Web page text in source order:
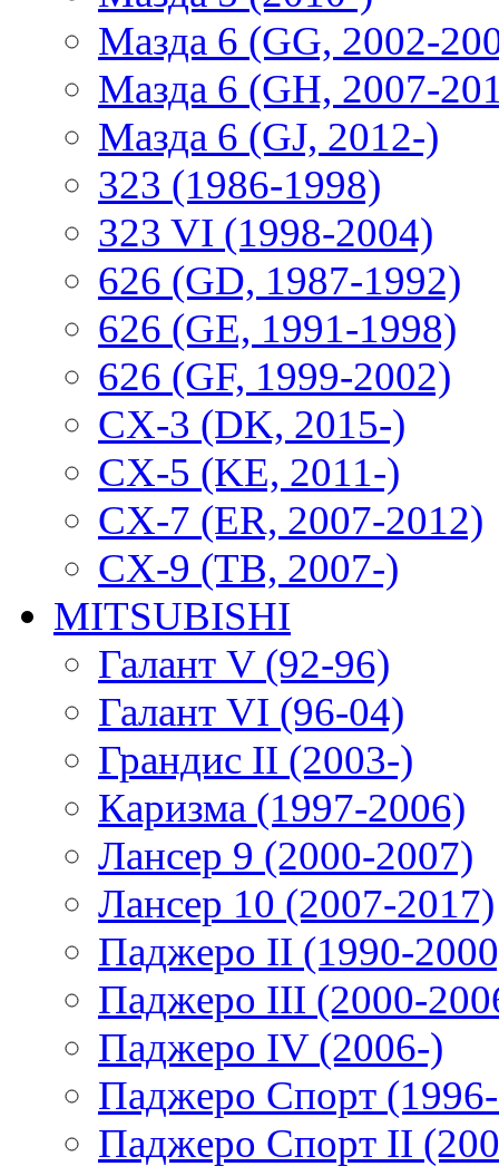
Мазда 6 (GG, 2002-
Мазда 6 (GH, 2007-
Мазда 6 (GJ, 2012-)
323 (1986-1998)
323 VI (1998-2004)
626 (GD, 1987-1992)
626 (GE, 1991-1998)
626 (GF, 1999-2002)
CX-3 (DK, 2015-)
CX-5 (KE, 2011-)
CX-7 (ER, 2007-2012)
CX-9 (TB, 2007-)
MITSUBISHI
Галант V (92-96)
Галант VI (96-04)
Грандис II (2003-)
Каризма (1997-2006)
Лансер 9 (2000-2007)
Лансер 10 (2007-2017)
Паджеро II (1990-
Паджеро III (2000-
Паджеро IV (2006-)
Паджеро Спорт
Паджеро Спорт II